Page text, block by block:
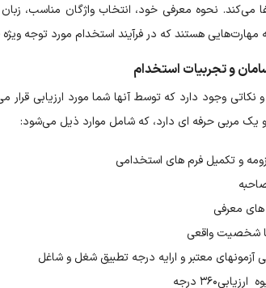
می‌کند. نحوه معرفی خود، انتخاب واژگان مناسب،
هستند که در فرآیند استخدام مورد توجه ویژه
و تجربیات استخدام
وجود دارد که توسط آنها شما مورد ارزیابی
و یک مربی حرفه ای دارد، که شامل موارد ذیل می‌شود:
و تکمیل فرم های استخدامی
های معرفی
شخصیت واقعی
معتبر و ارایه درجه تطبیق شغل و شاغل
درجه